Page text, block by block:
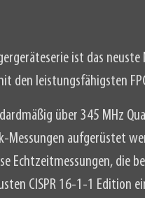
ist das
den leistungsfähigsten
über 345 MHz
aufgerüstet
Echtzeitmessungen, die
CISPR 16-1-1 Edition